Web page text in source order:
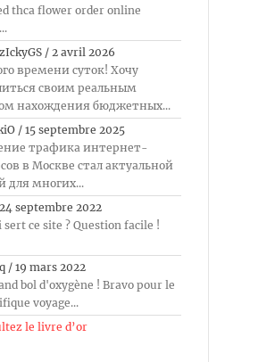
thca flower order online
/ 2 avril 2026
времени суток! Хочу
своим реальным
нахождения бюджетных...
/ 15 septembre 2025
трафика интернет-
в Москве стал актуальной
для многих...
24 septembre 2022
sert ce site ? Question facile !
/ 19 mars 2022
bol d'oxygène ! Bravo pour le
voyage...
le livre d’or